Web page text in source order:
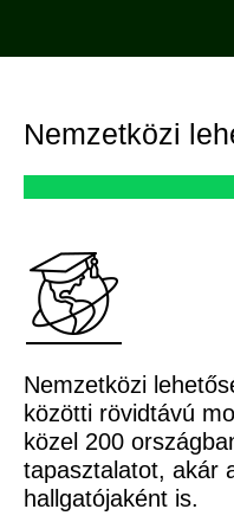
Nemzetközi
Nemzetközi
közötti rövidtávú
közel 200
tapasztalatot, akár
hallgatójaként is.